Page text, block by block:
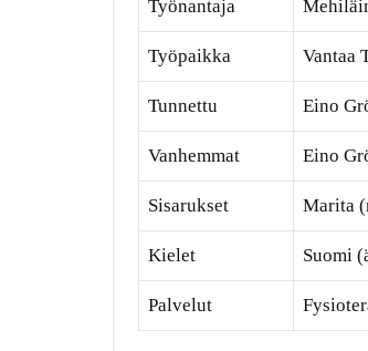
Työnantaja
Työpaikka Vantaa
Tunnettu Eino
Vanhemmat Eino
Sisarukset Marita
Kielet Suomi
Palvelut